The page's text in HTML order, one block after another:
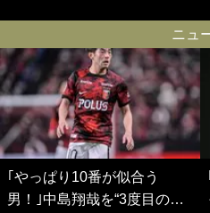
ロイデン立石敬之CEOの世
界戦略】(2)
ニュ
｢やっぱり10番が似合う
男！｣中島翔哉を“3度目の獲